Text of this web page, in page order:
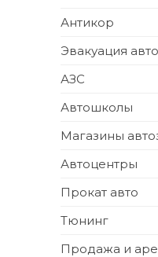
Антикор
Эвакуация авто
АЗС
Автошколы
Магазины
Автоцентры
Прокат авто
Тюнинг
Продажа и